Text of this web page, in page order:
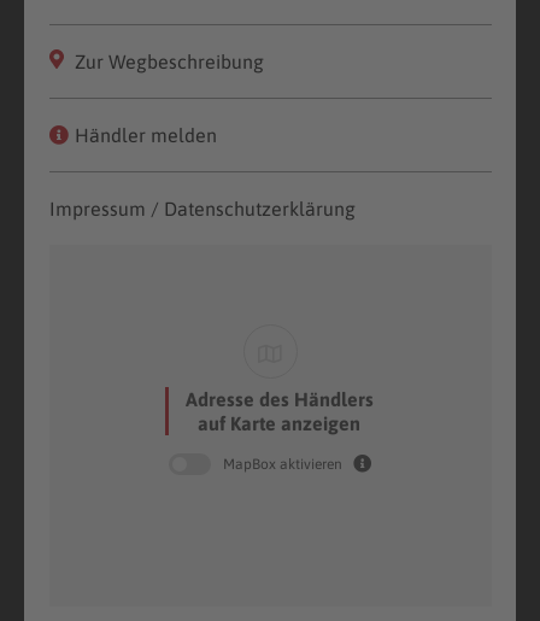
Zur Wegbeschreibung
Händler melden
Impressum / Datenschutzerklärung
Adresse des Händlers
auf Karte anzeigen
MapBox aktivieren